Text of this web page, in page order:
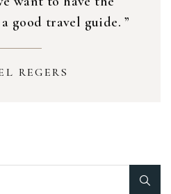
good travel guide. ”
REGERS